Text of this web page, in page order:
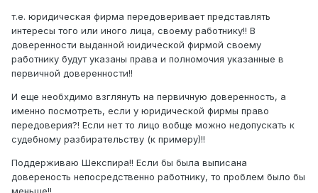
т.е. юридическая фирма передоверивает представлять
интересы того или иного лица, своему работнику!! В
доверенности выданной юидической фирмой своему
работнику будут указаны права и полномочия указанные в
первичной доверенности!!
И еще необхдимо взглянуть на первичную доверенность, а
именно посмотреть, если у юридической фирмы право
передоверия?! Если нет то лицо вобще можно недопускать к
судебному разбирательству (к примеру)!!
Поддерживаю Шекспира!! Если бы была выписана
довереность непосредственно работнику, то проблем было бы